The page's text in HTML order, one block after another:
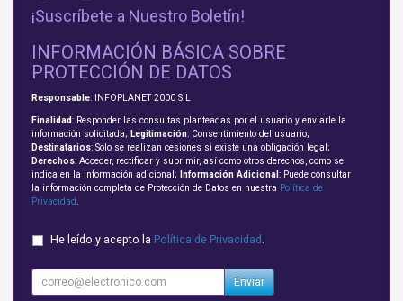
¡Suscríbete a Nuestro Boletín!
INFORMACIÓN BÁSICA SOBRE
PROTECCIÓN DE DATOS
Responsable: INFOPLANET 2000 S.L
Finalidad: Responder las consultas planteadas por el usuario y enviarle la
información solicitada; Legitimación: Consentimiento del usuario;
Destinatarios: Solo se realizan cesiones si existe una obligación legal;
Derechos: Acceder, rectificar y suprimir, así como otros derechos, como se
indica en la información adicional;
Información Adicional : Puede consultar
la información completa de Protección de Datos en nuestra Política de
Privacidad
He leído y acepto la Política de Privacidad
Enviar